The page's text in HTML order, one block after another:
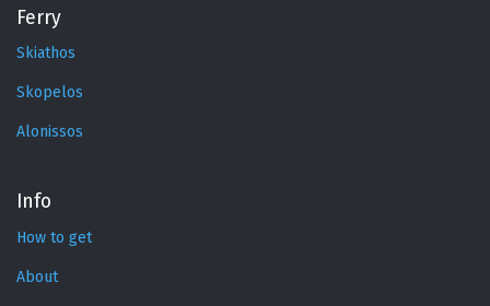
Ferry
Skiathos
Skopelos
Alonissos
Info
How to get
About